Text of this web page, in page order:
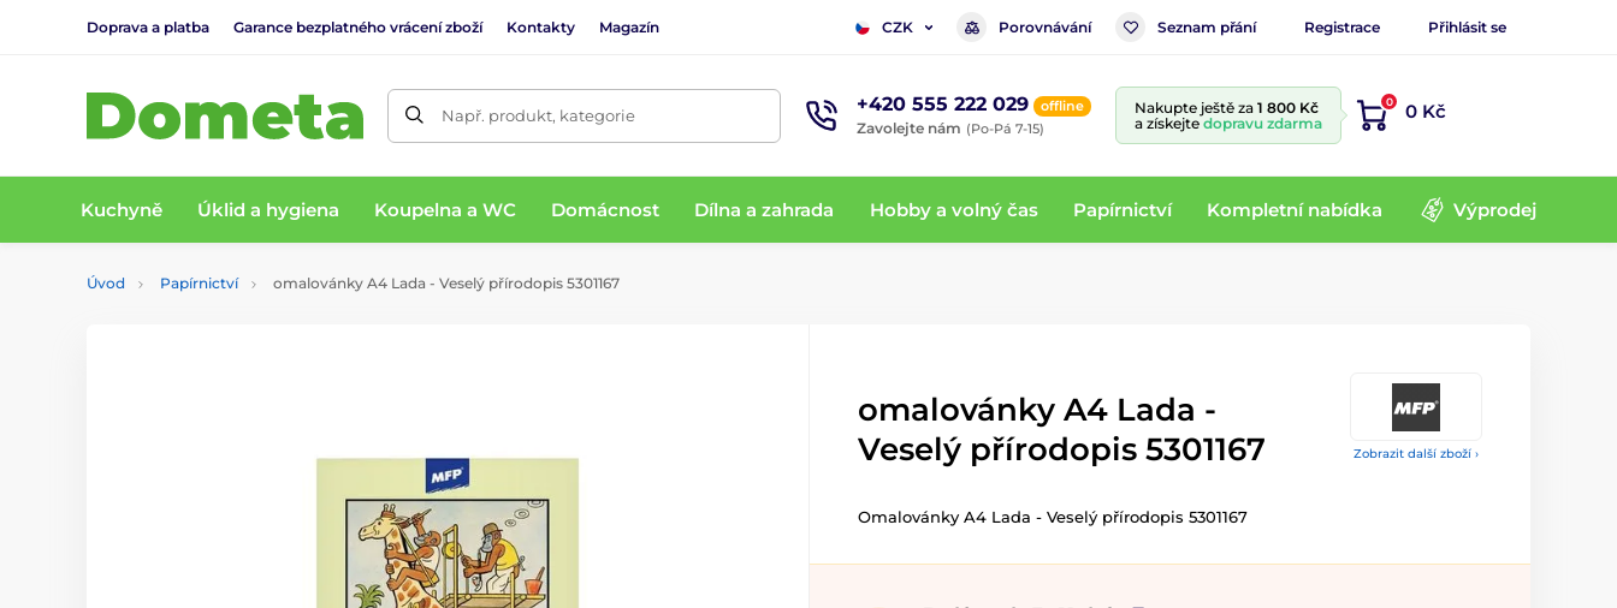
Doprava a platba Garance bezplatného vrácení zboží Kontakty Magazín CZK Porovnávání Seznam přání Registrace Přihlásit se
Např. produkt, kategorie +420 555 222 029 offline
Zavolejte nám (Po-Pá 7-15)
Nakupte ještě za 1 800 Kč
a získejte dopravu zdarma
0 0 Kč
Kuchyně Úklid a hygiena Koupelna a WC Domácnost Dílna a zahrada Hobby a volný čas Papírnictví Kompletní nabídka Výprodej
Úvod Papírnictví omalovánky A4 Lada - Veselý přírodopis 5301167
Zobrazit další zboží ›
omalovánky A4 Lada -
Veselý přírodopis 5301167
Omalovánky A4 Lada - Veselý přírodopis 5301167